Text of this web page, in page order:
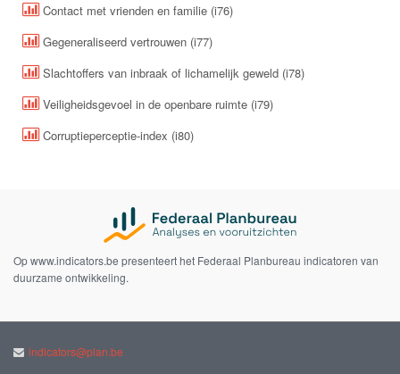
Contact met vrienden en familie (i76)
Gegeneraliseerd vertrouwen (i77)
Slachtoffers van inbraak of lichamelijk geweld (i78)
Veiligheidsgevoel in de openbare ruimte (i79)
Corruptieperceptie-index (i80)
Op www.indicators.be presenteert het Federaal Planbureau indicatoren van
duurzame ontwikkeling.
indicators@plan.be